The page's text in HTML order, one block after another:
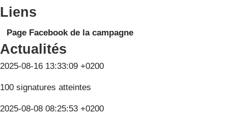
Liens
Page Facebook de la campagne
Actualités
2025-08-16 13:33:09 +0200
100 signatures atteintes
2025-08-08 08:25:53 +0200